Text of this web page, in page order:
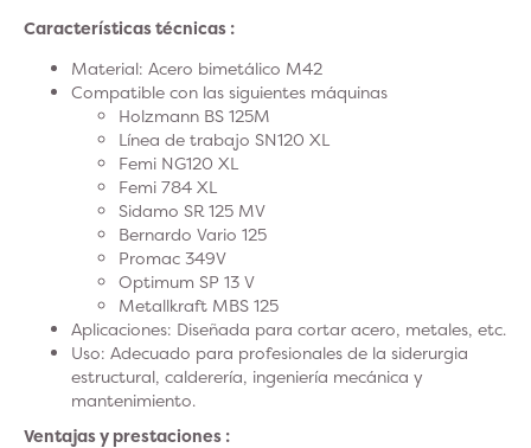
Características técnicas :
Material: Acero bimetálico M42
Compatible con las siguientes máquinas
Holzmann BS 125M
Línea de trabajo SN120 XL
Femi NG120 XL
Femi 784 XL
Sidamo SR 125 MV
Bernardo Vario 125
Promac 349V
Optimum SP 13 V
Metallkraft MBS 125
Aplicaciones: Diseñada para cortar acero, metales, etc.
Uso: Adecuado para profesionales de la siderurgia
estructural, calderería, ingeniería mecánica y
mantenimiento.
Ventajas y prestaciones :